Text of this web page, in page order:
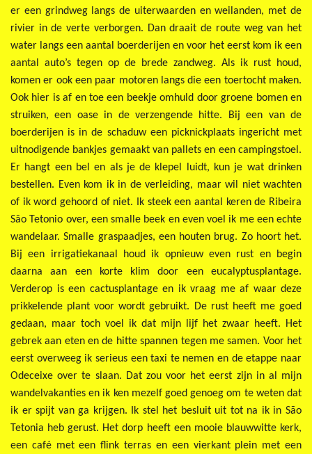
er een grindweg langs de uiterwaarden en weilanden, met de
rivier in de verte verborgen. Dan draait de route weg van het
water langs een aantal boerderijen en voor het eerst kom ik een
aantal auto’s tegen op de brede zandweg. Als ik rust houd,
komen er ook een paar motoren langs die een toertocht maken.
Ook hier is af en toe een beekje omhuld door groene bomen en
struiken, een oase in de verzengende hitte. Bij een van de
boerderijen is in de schaduw een picknickplaats ingericht met
uitnodigende bankjes gemaakt van pallets en een campingstoel.
Er hangt een bel en als je de klepel luidt, kun je wat drinken
bestellen. Even kom ik in de verleiding, maar wil niet wachten
of ik word gehoord of niet. Ik steek een aantal keren de Ribeira
São Tetonio over, een smalle beek en even voel ik me een echte
wandelaar. Smalle graspaadjes, een houten brug. Zo hoort het.
Bij een irrigatiekanaal houd ik opnieuw even rust en begin
daarna aan een korte klim door een eucalyptusplantage.
Verderop is een cactusplantage en ik vraag me af waar deze
prikkelende plant voor wordt gebruikt. De rust heeft me goed
gedaan, maar toch voel ik dat mijn lijf het zwaar heeft. Het
gebrek aan eten en de hitte spannen tegen me samen. Voor het
eerst overweeg ik serieus een taxi te nemen en de etappe naar
Odeceixe over te slaan. Dat zou voor het eerst zijn in al mijn
wandelvakanties en ik ken mezelf goed genoeg om te weten dat
ik er spijt van ga krijgen. Ik stel het besluit uit tot na ik in São
Tetonia heb gerust. Het dorp heeft een mooie blauwwitte kerk,
een café met een flink terras en een vierkant plein met een